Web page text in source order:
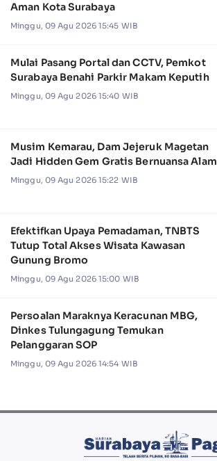
Aman Kota Surabaya
Minggu, 09 Agu 2026 15:45 WIB
Mulai Pasang Portal dan CCTV, Pemkot
Surabaya Benahi Parkir Makam Keputih
Minggu, 09 Agu 2026 15:40 WIB
Musim Kemarau, Dam Jejeruk Magetan
Jadi Hidden Gem Gratis Bernuansa Alam
Minggu, 09 Agu 2026 15:22 WIB
Efektifkan Upaya Pemadaman, TNBTS
Tutup Total Akses Wisata Kawasan
Gunung Bromo
Minggu, 09 Agu 2026 15:00 WIB
Persoalan Maraknya Keracunan MBG,
Dinkes Tulungagung Temukan
Pelanggaran SOP
Minggu, 09 Agu 2026 14:54 WIB